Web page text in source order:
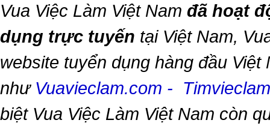
Vua Việc Làm Việt Nam đã hoạt
dụng trực tuyến tại Việt Nam,
website tuyển dụng hàng đầu Việt
như Vuavieclam.com -
biệt Vua Việc Làm Việt Nam còn